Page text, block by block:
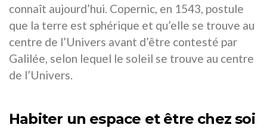
connaît aujourd’hui. Copernic, en 1543, postule
que la terre est sphérique et qu’elle se trouve au
centre de l’Univers avant d’être contesté par
Galilée, selon lequel le soleil se trouve au centre
de l’Univers.
Habiter un espace et être chez soi